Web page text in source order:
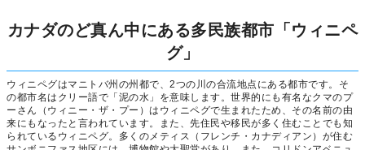
カナダのど真ん中にある多民族都市「ウィニペ
グ」
ウィニペグはマニトバ州の州都で、2つの川の合流地点にある都市です。そ
の都市名はクリー語で「泥の水」を意味します。世界的にも有名なクマのプ
ーさん（ウィニー・ザ・プー）はウィニペグで生まれたため、その名前の由
来にもなったと言われています。また、先住民や移民が多く住むことでも知
られているウィニペグ。多くのメティス（フレンチ・カナディアン）が住む